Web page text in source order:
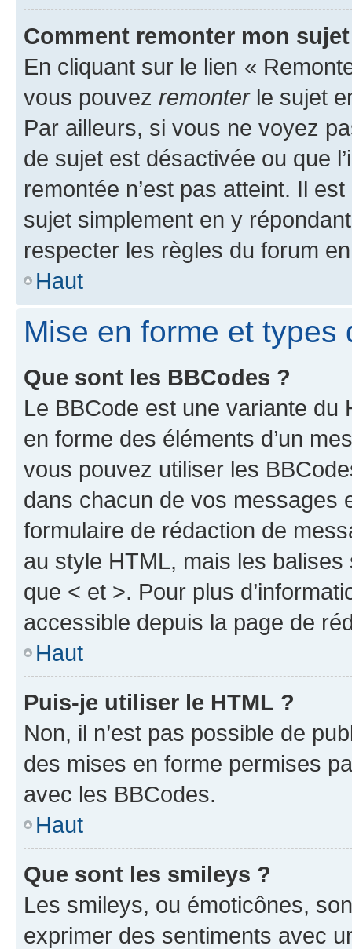
Comment remonter mon
En cliquant sur le lien «
vous pouvez remonterle sujet
Par ailleurs, si vous ne voyez
de sujet est désactivée ou que
remontée n’est pas atteint. Il
sujet simplement en y
respecter les règles du forum
Haut
Mise en forme et types
Que sont les BBCodes ?
Le BBCode est une variante du
en forme des éléments d’un
vous pouvez utiliser les
dans chacun de vos messages
formulaire de rédaction de
au style HTML, mais les
que < et >. Pour plus
accessible depuis la page de
Haut
Puis-je utiliser le HTML ?
Non, il n’est pas possible de
des mises en forme permises
avec les BBCodes.
Haut
Que sont les smileys ?
Les smileys, ou émoticônes,
exprimer des sentiments avec